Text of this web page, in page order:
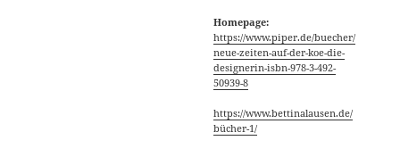
Homepage:
https://www.piper.de/buecher/
neue-zeiten-auf-der-koe-die-
designerin-isbn-978-3-492-
50939-8
https://www.bettinalausen.de/
bücher-1/